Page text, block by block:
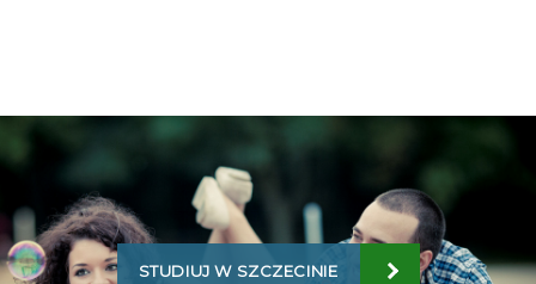
STUDIUJ W SZCZECINIE